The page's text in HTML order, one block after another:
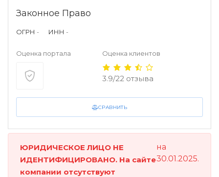
СРАВНИТЬ
Законное Право
ОГРН - ИНН -
Оценка портала Оценка клиентов
3.9/22 отзыва
ЮРИДИЧЕСКОЕ ЛИЦО НЕ
ИДЕНТИФИЦИРОВАНО. На сайте
компании отсутствуют
на
30.01.2025.